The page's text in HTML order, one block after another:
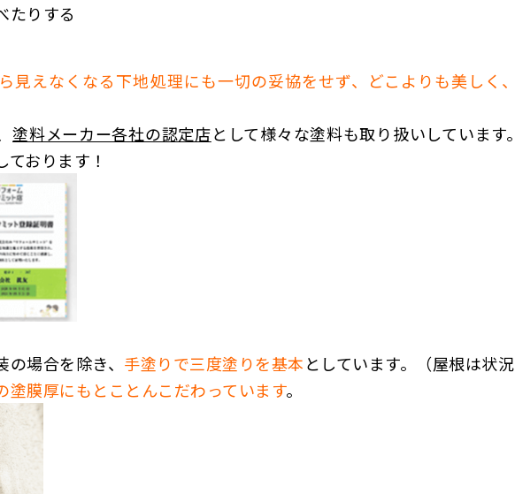
たりする
見えなくなる下地処理にも一切の妥協をせず、どこよりも美しく
塗料メーカー各社の認定店として様々な塗料も取り扱いしていま
おります！
場合を除き、 手塗りで三度塗りを基本としています。（屋根は状
塗膜厚にもとことんこだわっています。